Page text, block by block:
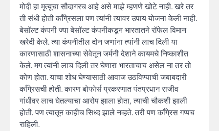
मोदी हा मृत्यूचा सौदागरच आहे असे माझे म्हणणे खोटे नाही. खरे तर
ती संधी होती कॉंगे्रसला पण त्यांनी त्यावर उपाय योजना केली नाही.
बेसॉल्ट कंपनी ज्या बेसॉल्ट कंपनीकडून भारतातने रॉफेल विमान
खरेदी केले. त्या कंपनीतील दोन जणांना त्यांनी लाच दिली या
कारणासाठी शासनाच्या सेवेतून जर्मनी देशाने कायमचे निष्काशीत
केले. मग त्यांनी लाच दिली तर घेणारा भारताचाच असेल ना तर तो
कोण होता. याचा शोध घेण्यासाठी आवाज उठविण्याची जबाबदारी
कॉंगे्रसची होती. कारण बोफोर्स प्रकरणात पंतप्रधान राजीव
गांधीवर लाच घेतल्याचा आरोप झाला होता, त्याची चौकशी झाली
होती. पण त्यातून काहीच सिध्द झाले नव्हते. तरी पण कॉंगे्रस गप्पच
राहिली.